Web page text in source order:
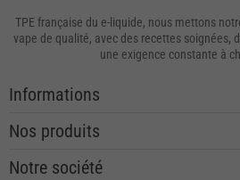
TPE française du e-liquide, nous mettons
vape de qualité, avec des recettes soignées,
une exigence constante à
Informations
Nos produits
Notre société